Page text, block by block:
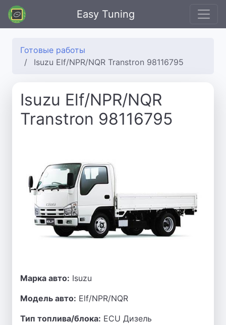
Easy Tuning
Готовые работы
Isuzu Elf/NPR/NQR Transtron 98116795
Isuzu Elf/NPR/NQR
Transtron 98116795
Марка авто: Isuzu
Модель авто: Elf/NPR/NQR
Тип топлива/блока: ECU Дизель